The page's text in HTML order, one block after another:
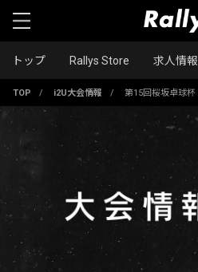
トップ Rallys Store 求人情報
TOP / i2U大会情報 / 第15回桜坂卓球杯